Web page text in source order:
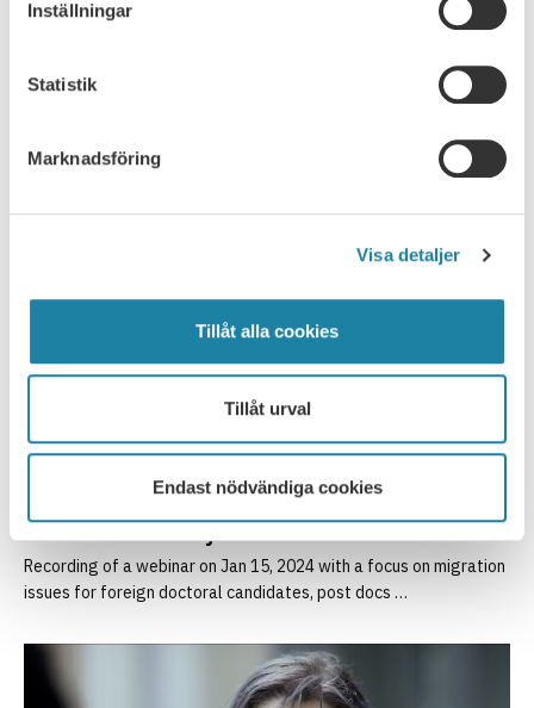
Inställningar
Statistik
Marknadsföring
Visa detaljer
Tillåt alla cookies
Tillåt urval
Endast nödvändiga cookies
lönesättande samtal
ombudsman Mikael Brisslert den 3 september 2024.
Webinar: Are you new in Sweden?
Recording of a webinar on Jan 15, 2024 with a focus on migration
issues for foreign doctoral candidates, post docs …